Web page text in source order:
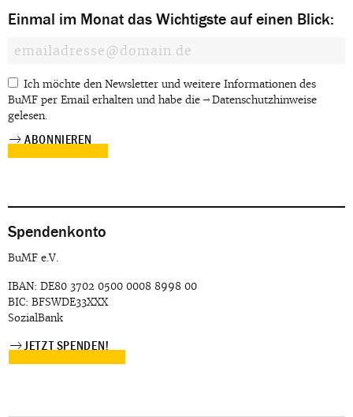
Einmal im Monat das Wichtigste auf einen Blick:
Ich möchte den Newsletter und weitere Informationen des
BuMF per Email erhalten und habe die
Datenschutzhinweise
gelesen.
Spendenkonto
BuMF e.V.
IBAN: DE80 3702 0500 0008 8998 00
BIC: BFSWDE33XXX
SozialBank
JETZT SPENDEN!